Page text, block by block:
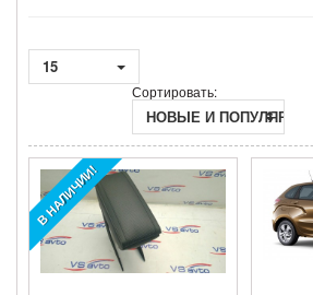
15
Сортировать:
НОВЫЕ И ПОПУЛЯРНЫЕ
В НАЛИЧИИ!